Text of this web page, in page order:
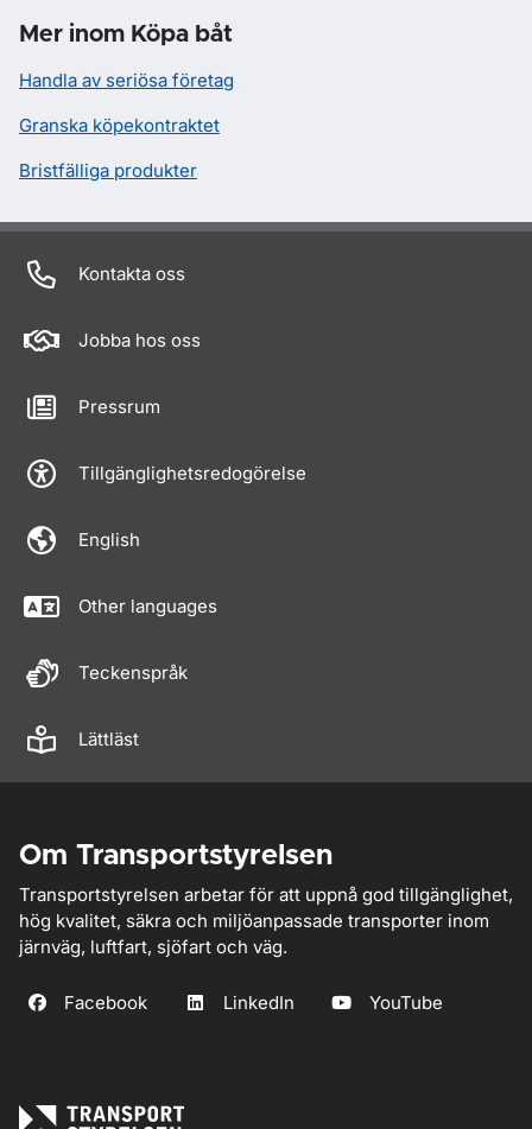
Mer inom Köpa båt
Handla av seriösa företag
Granska köpekontraktet
Bristfälliga produkter
Kontakta oss
Jobba hos oss
Pressrum
Tillgänglighetsredogörelse
English
Other languages
Teckenspråk
Lättläst
Om Transportstyrelsen
Transportstyrelsen arbetar för att uppnå god tillgänglighet,
hög kvalitet, säkra och miljöanpassade transporter inom
järnväg, luftfart, sjöfart och väg.
Facebook LinkedIn YouTube